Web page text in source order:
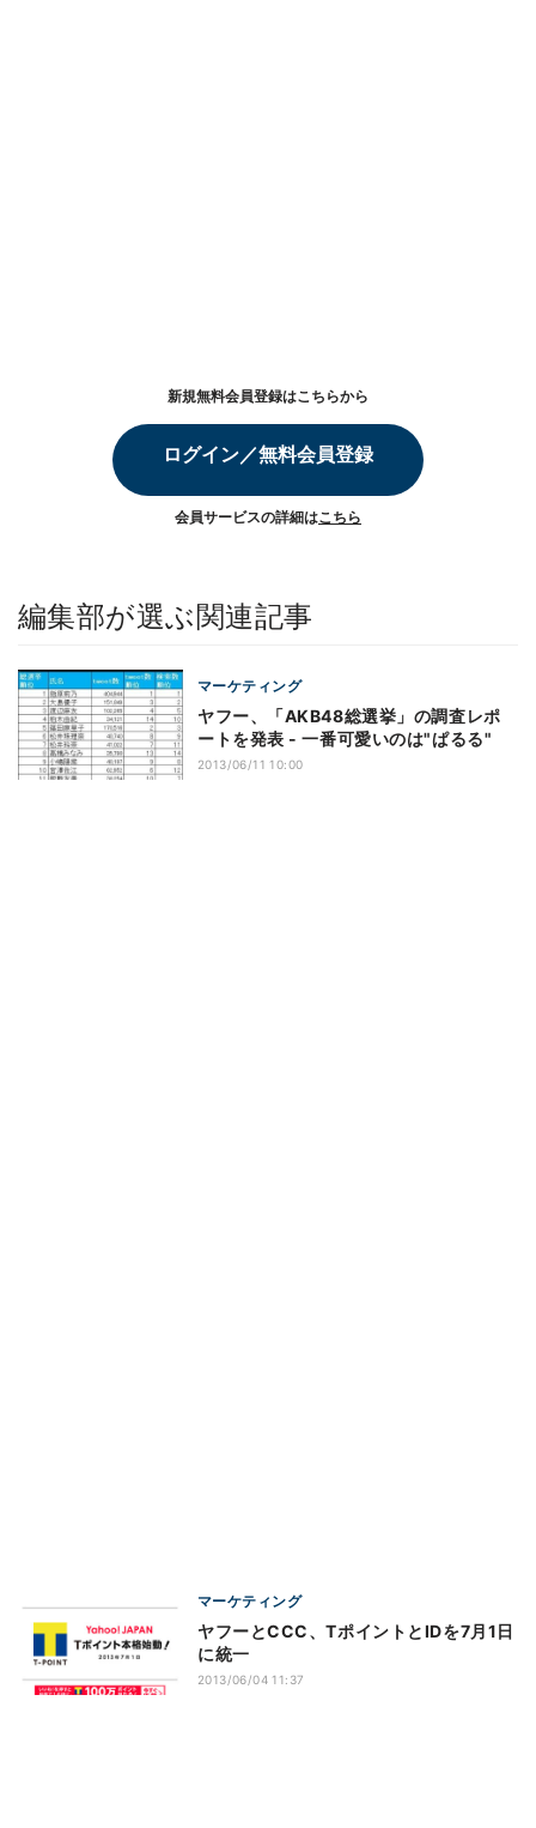
新規無料会員登録はこちらから
ログイン／無料会員登録
会員サービスの詳細はこちら
編集部が選ぶ関連記事
マーケティング
ヤフー、「AKB48総選挙」の調査レポ
ートを発表 - 一番可愛いのは"ぱるる"
2013/06/11 10:00
マーケティング
ヤフーとCCC、TポイントとIDを7月1日
に統一
2013/06/04 11:37